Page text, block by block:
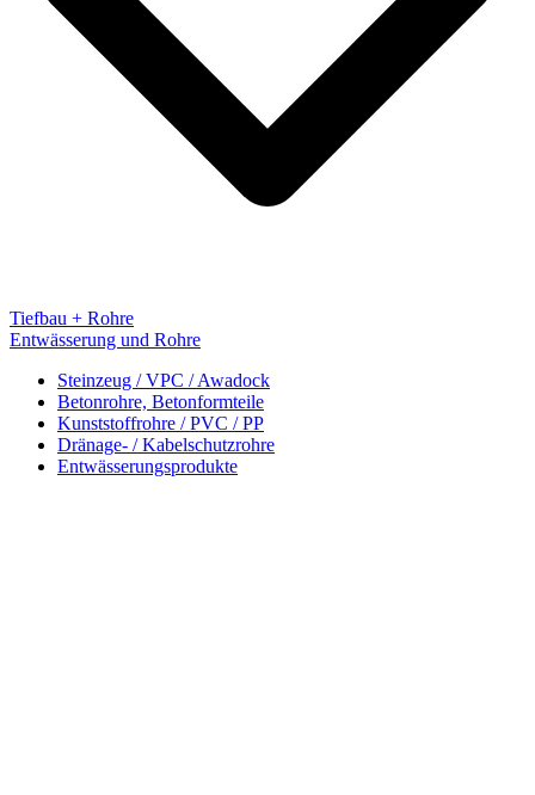
Tiefbau + Rohre
Entwässerung und Rohre
Steinzeug / VPC / Awadock
Betonrohre, Betonformteile
Kunststoffrohre / PVC / PP
Dränage- / Kabelschutzrohre
Entwässerungsprodukte